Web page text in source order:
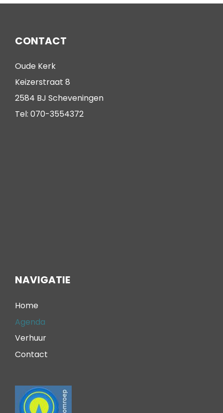
CONTACT
Oude Kerk
Keizerstraat 8
2584 BJ Scheveningen
Tel: 070-3554372
NAVIGATIE
Home
Agenda
Verhuur
Contact